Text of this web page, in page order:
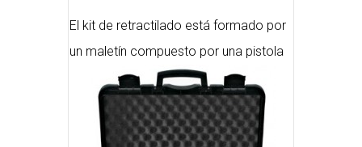
El kit de retractilado está formado por
un maletín compuesto por una pistola